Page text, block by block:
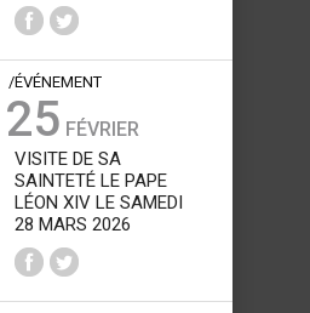
25 FÉVRIER
VISITE DE SA
SAINTETÉ LE PAPE
LÉON XIV LE SAMEDI
28 MARS 2026
/ÉVÉNEMENT